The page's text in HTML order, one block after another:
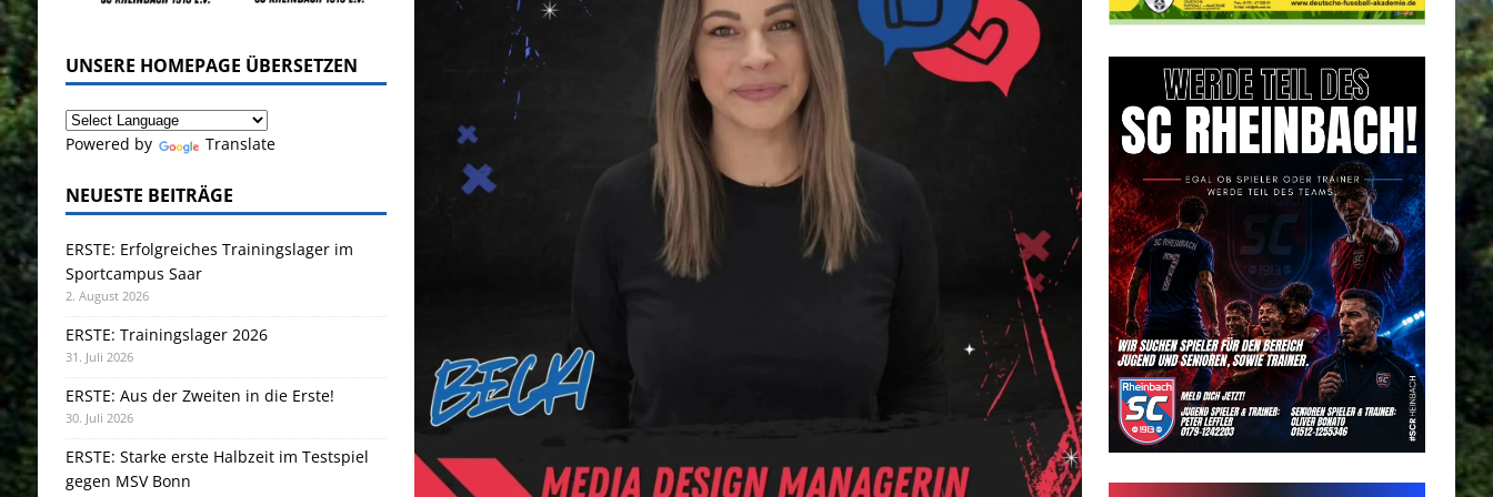
UNSERE HOMEPAGE ÜBERSETZEN
Powered by Translate
NEUESTE BEITRÄGE
ERSTE: Erfolgreiches Trainingslager im
Sportcampus Saar
2. August 2026
ERSTE: Trainingslager 2026
31. Juli 2026
ERSTE: Aus der Zweiten in die Erste!
30. Juli 2026
ERSTE: Starke erste Halbzeit im Testspiel
gegen MSV Bonn